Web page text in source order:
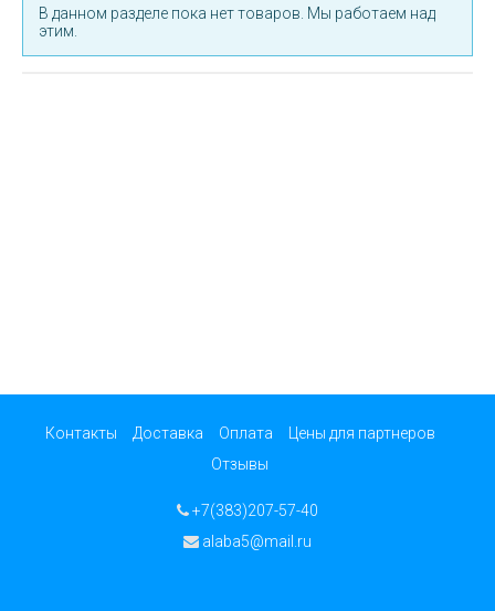
В данном разделе пока нет товаров. Мы работаем над
этим.
Контакты Доставка Оплата
Цены для партнеров
Отзывы
+7(383)207-57-40
alaba5@mail.ru